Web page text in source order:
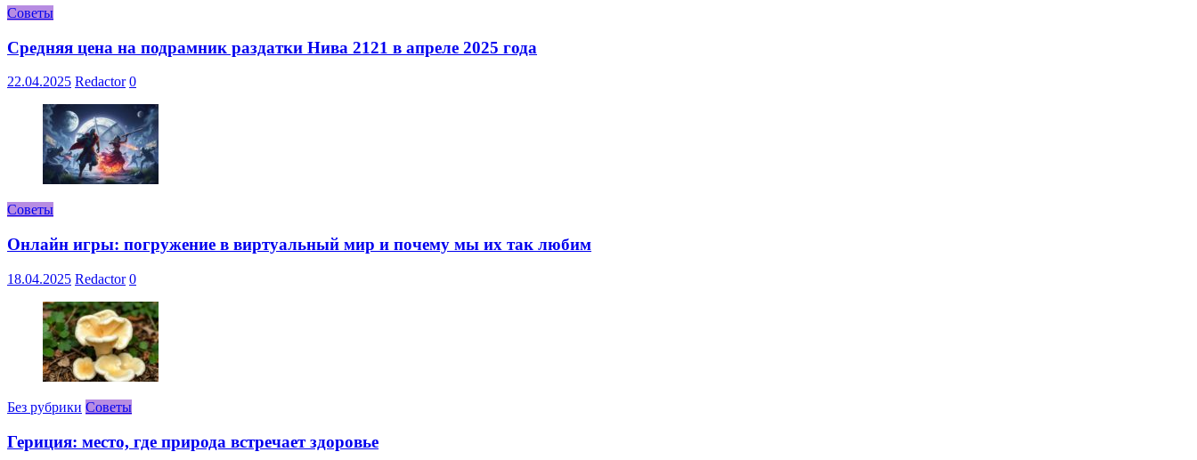
Советы
Средняя цена на подрамник раздатки Нива 2121 в апреле 2025 года
22.04.2025 Redactor 0
Советы
Онлайн игры: погружение в виртуальный мир и почему мы их так любим
18.04.2025 Redactor 0
Без рубрики Советы
Гериция: место, где природа встречает здоровье